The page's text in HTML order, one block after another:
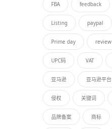
FBA feedback
Listing paypal
Prime day review
UPC码 VAT
亚马逊 亚马逊平台
侵权 关键词
品牌备案 商标